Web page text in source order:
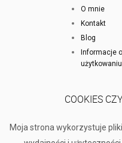
O mnie
Kontakt
Blog
Informacje
użytkowaniu
COOKIES
Moja strona wykorzystuje